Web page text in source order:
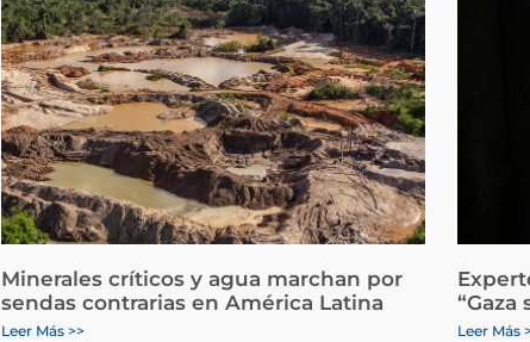
Minerales críticos y agua marchan por
sendas contrarias en América Latina
Leer Más >>
“Gaza
Leer Más